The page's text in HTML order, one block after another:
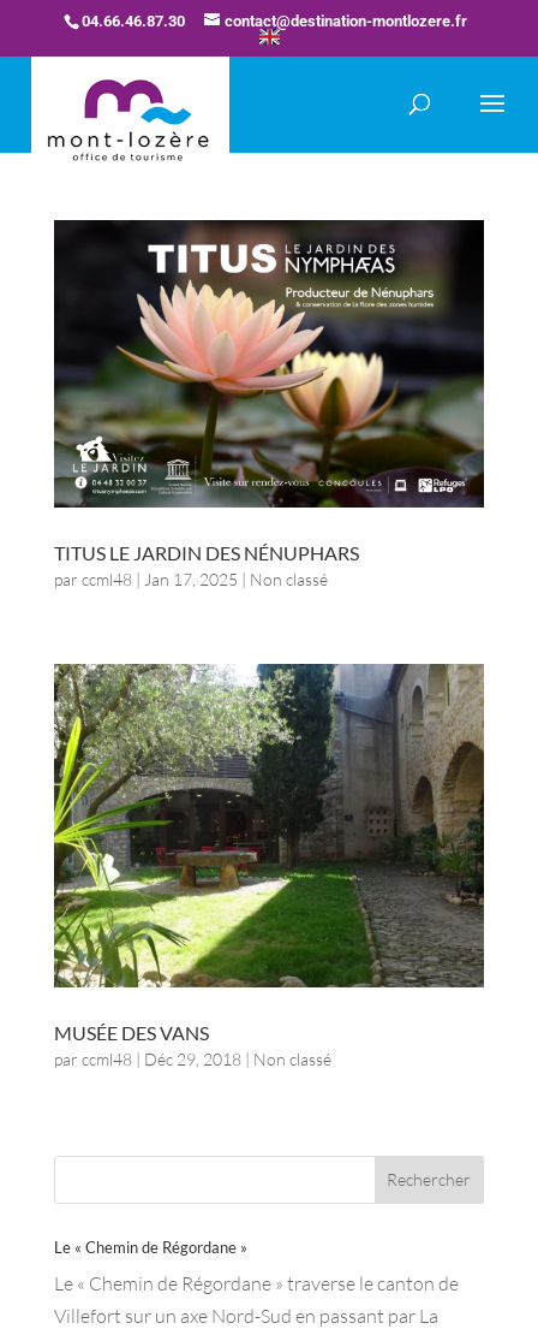
04.66.46.87.30 contact@destination-montlozere.fr
TITUS LE JARDIN DES NÉNUPHARS
par ccml48| Jan 17, 2025 | Non classé
MUSÉE DES VANS
par ccml48| Déc 29, 2018| Non classé
Le « Chemin de Régordane »
Le « Chemin de Régordane » traverse le canton de
Villefort sur un axe Nord-Sud en passant par La